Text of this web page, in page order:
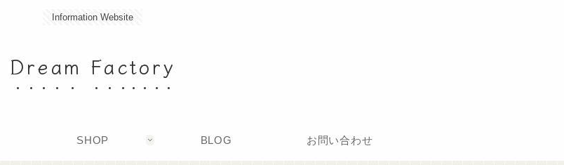
Information Website
Dream Factory
SHOP BLOG お問い合わせ